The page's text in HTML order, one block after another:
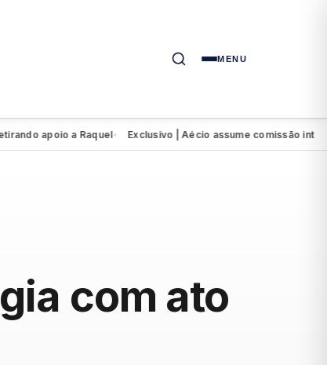
MENU
apoio a Raquel● Exclusivo | Aécio assume comissão
com ato